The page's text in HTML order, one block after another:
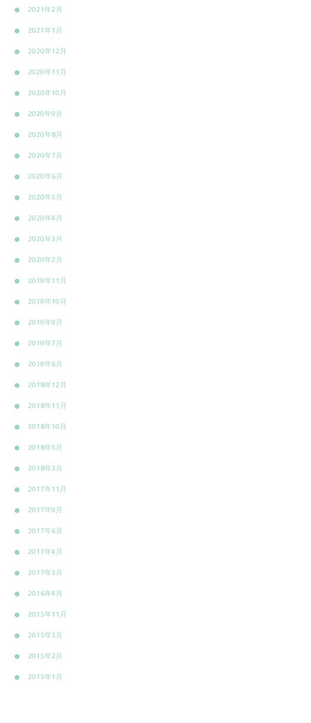
2021年2月
2021年1月
2020年12月
2020年11月
2020年10月
2020年9月
2020年8月
2020年7月
2020年6月
2020年5月
2020年4月
2020年3月
2020年2月
2019年11月
2019年10月
2019年9月
2019年7月
2019年6月
2018年12月
2018年11月
2018年10月
2018年5月
2018年3月
2017年11月
2017年9月
2017年6月
2017年4月
2017年3月
2016年4月
2015年11月
2015年3月
2015年2月
2015年1月